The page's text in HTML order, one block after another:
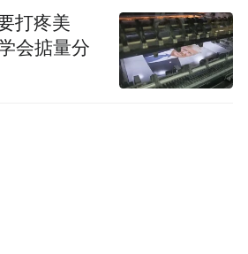
打疼美
会掂量分